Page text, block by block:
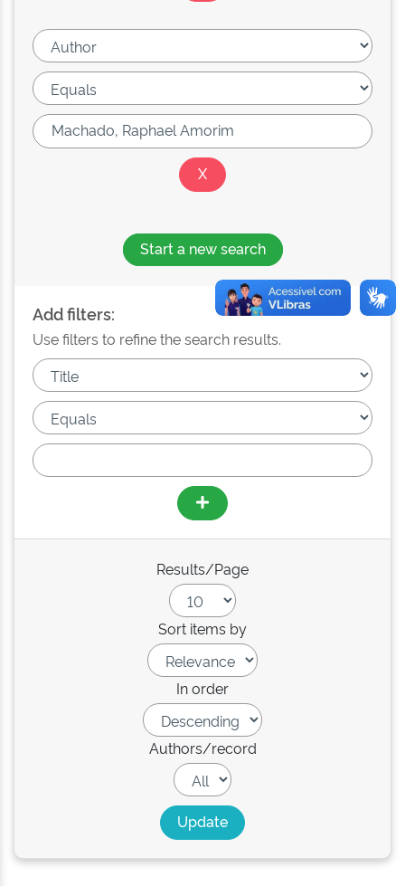
Start a new search
Add filters:
Use filters to refine the search results.
Results/Page
Sort items by
In order
Authors/record